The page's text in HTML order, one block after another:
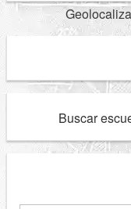
Buscar